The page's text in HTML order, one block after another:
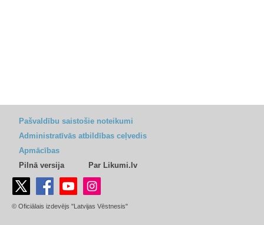
Pašvaldību saistošie noteikumi
Administratīvās atbildības ceļvedis
Apmācības
Pilnā versija
Par Likumi.lv
© Oficiālais izdevējs "Latvijas Vēstnesis"